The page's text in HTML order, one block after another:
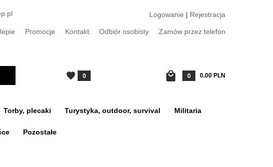
Logowanie | Rejestracja
Promocje Kontakt Odbiór osobisty Zamów przez telefon
0 0.00PLN
Torby, plecaki Turystyka, outdoor, survival Militaria
Pozostałe